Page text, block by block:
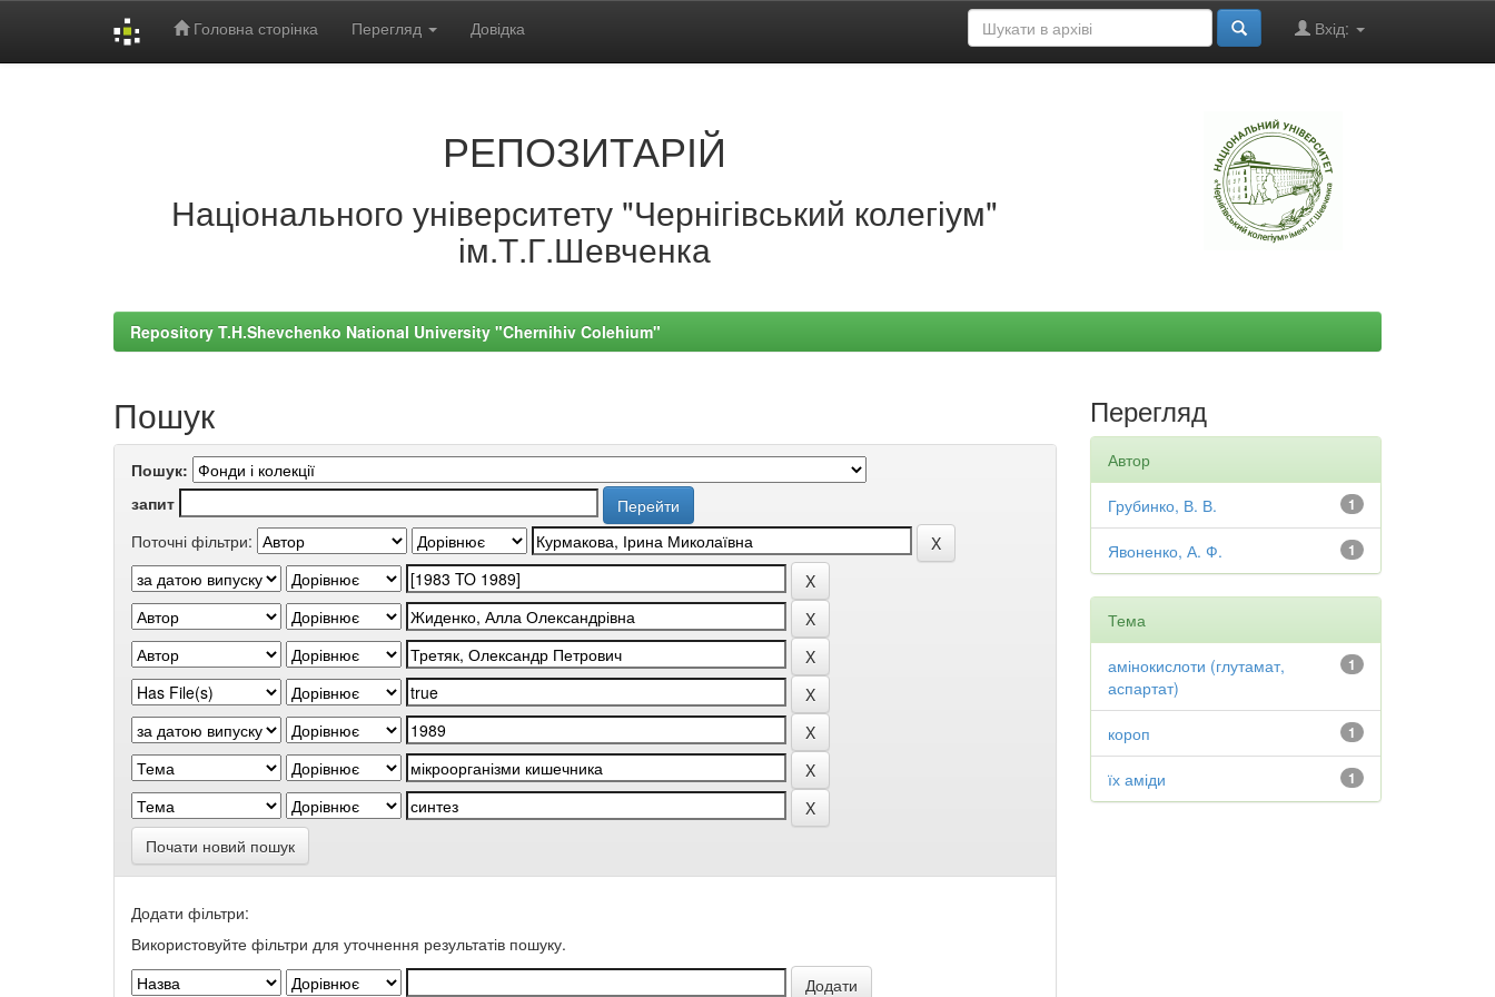
Головна сторінка Перегляд Довідка Вхід:
РЕПОЗИТАРІЙ
Національного університету "Чернігівський колегіум"
ім.Т.Г.Шевченка
Repository T.H.Shevchenko National University "Chernihiv Colehium"
Пошук
Пошук:
запит
Поточні фільтри:
Почати новий пошук
Додати фільтри:
Використовуйте фільтри для уточнення результатів пошуку.
Перегляд
Автор
1
Грубинко, В. В.
1
Явоненко, А. Ф.
Тема
1
амінокислоти (глутамат,
аспартат)
1
короп
1
їх аміди